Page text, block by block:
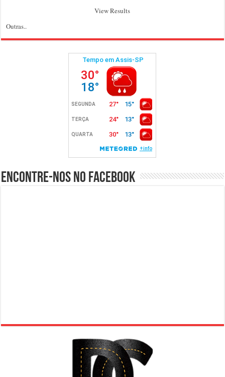
View Results
Outras..
Encontre-nos no Facebook